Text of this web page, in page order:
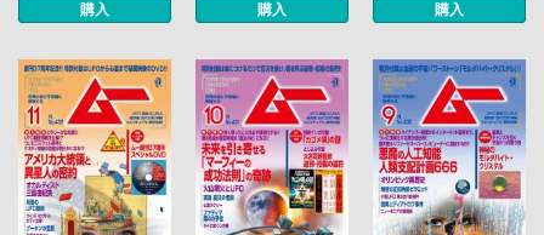
購入 購入 購入